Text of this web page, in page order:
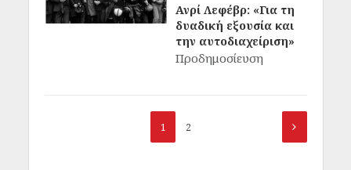
Ανρί Λεφέβρ: «Για τη
δυαδική εξουσία και
την αυτοδιαχείριση»
Προδημοσίευση
1 2